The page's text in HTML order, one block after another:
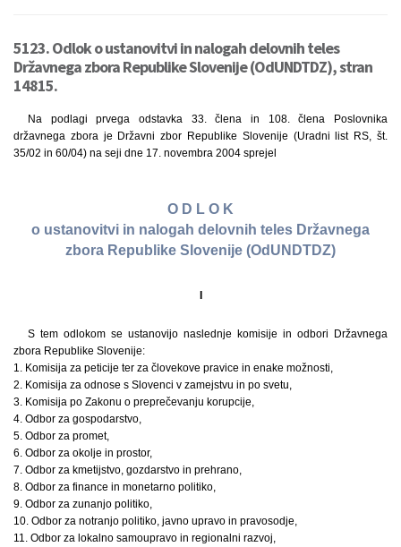
5123. Odlok o ustanovitvi in nalogah delovnih teles
Državnega zbora Republike Slovenije (OdUNDTDZ), stran
14815.
Na podlagi prvega odstavka 33. člena in 108. člena Poslovnika
državnega zbora je Državni zbor Republike Slovenije (Uradni list RS, št.
35/02 in 60/04) na seji dne 17. novembra 2004 sprejel
O D L O K
o ustanovitvi in nalogah delovnih teles Državnega
zbora Republike Slovenije (OdUNDTDZ)
I
S tem odlokom se ustanovijo naslednje komisije in odbori Državnega
zbora Republike Slovenije:
1. Komisija za peticije ter za človekove pravice in enake možnosti,
2. Komisija za odnose s Slovenci v zamejstvu in po svetu,
3. Komisija po Zakonu o preprečevanju korupcije,
4. Odbor za gospodarstvo,
5. Odbor za promet,
6. Odbor za okolje in prostor,
7. Odbor za kmetijstvo, gozdarstvo in prehrano,
8. Odbor za finance in monetarno politiko,
9. Odbor za zunanjo politiko,
10. Odbor za notranjo politiko, javno upravo in pravosodje,
11. Odbor za lokalno samoupravo in regionalni razvoj,